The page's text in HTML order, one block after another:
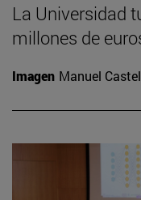
La Universidad
millones de
Imagen Manuel